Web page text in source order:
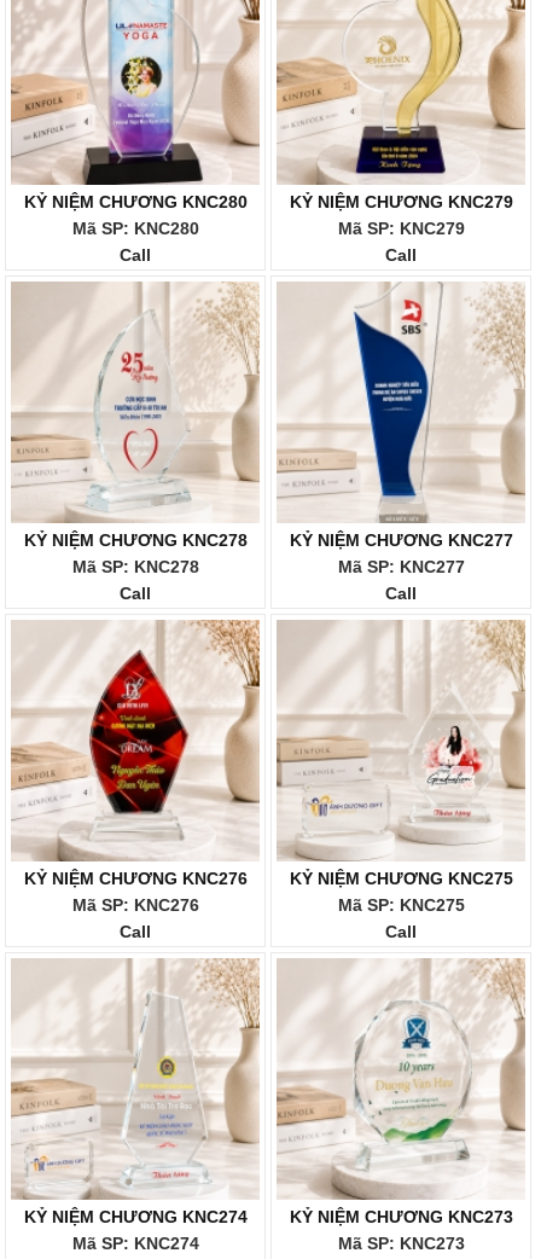
KỶ NIỆM CHƯƠNG KNC280
Mã SP: KNC280
Call
KỶ NIỆM CHƯƠNG KNC279
Mã SP: KNC279
Call
KỶ NIỆM CHƯƠNG KNC278
Mã SP: KNC278
Call
KỶ NIỆM CHƯƠNG KNC277
Mã SP: KNC277
Call
KỶ NIỆM CHƯƠNG KNC276
Mã SP: KNC276
Call
KỶ NIỆM CHƯƠNG KNC275
Mã SP: KNC275
Call
KỶ NIỆM CHƯƠNG KNC274
Mã SP: KNC274
KỶ NIỆM CHƯƠNG KNC273
Mã SP: KNC273